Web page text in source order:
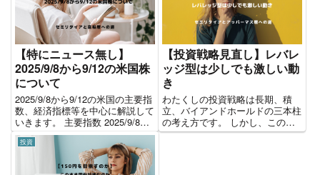
【特にニュース無し】
2025/9/8から9/12の米国株
について
2025/9/8から9/12の米国の主要指
数、経済指標等を中心に解説して
いきます。 主要指数 2025/9/8か
ら9/12の1週間のパフォーマンス
です。全体を通してプラスで終え
た1週間でした。 2025/9/8から
9/12の主な経済指標 2...
【投資戦略見直し】レバレ
ッジ型は少しでも激しい動
き
わたくしの投資戦略は長期、積
立、バイアンドホールドの三本柱
の考え方です。 しかし、この戦
略の中に個別株、FTE、投資信
投資